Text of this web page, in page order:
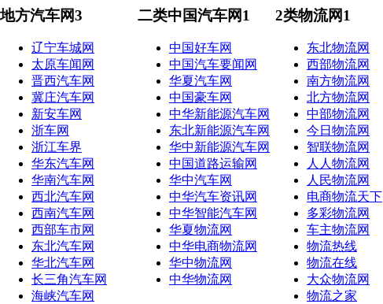
地方汽车网3
辽宁车城网
太原车闻网
晋西汽车网
冀庄汽车网
新安车网
浙车网
浙江车界
华东汽车网
华南汽车网
西北汽车网
西南汽车网
西部车市网
东北汽车网
华北汽车网
长三角汽车网
海峡汽车网
二类中国汽车网1
中国好车网
中国汽车要闻网
华夏汽车网
中国豪车网
中华新能源汽车网
东北新能源汽车网
华中新能源汽车网
中国道路运输网
华中汽车网
中华汽车资讯网
中华智能汽车网
华夏物流网
中华电商物流网
华中物流网
中华物流网
2类物流网1
东北物流网
西部物流网
南方物流网
北方物流网
中部物流网
今日物流网
智联物流网
人人物流网
人民物流网
电商物流天下
多彩物流网
车主物流网
物流热线
物流在线
大众物流网
物流之家